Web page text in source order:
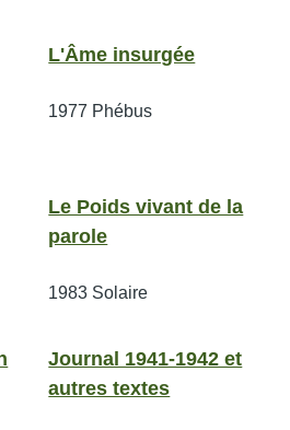
L'Âme insurgée
1977 Phébus
Le Poids vivant de la
parole
1983 Solaire
Journal 1941-1942 et
autres textes